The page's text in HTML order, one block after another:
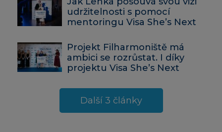
udržitelnosti s pomocí
mentoringu Visa She’s Next
Projekt Filharmoniště má
ambici se rozrůstat. I díky
projektu Visa She’s Next
Další 3 články